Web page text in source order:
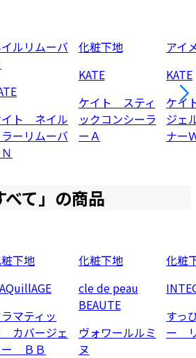
ルリムーバ
イト ネイル
ーリムーバ
化粧下地
KATE
ケイト スティ
ックコンシーラ
ーＡ
アイ
KATE
ケイ
ジェ
ナー
べて」の商品
下地
ラマティッ
カバージェ
ー ＢＢ
化粧下地
cle de peau
BEAUTE
ヴォワールルミ
ヌ
化粧
すっ
ー